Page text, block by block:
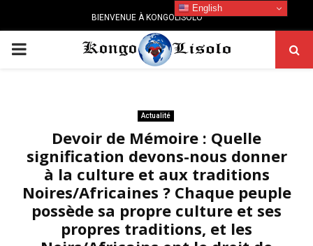
BIENVENUE À KONGOLISOLO
PRIMARY
Actualité
Devoir de Mémoire : Quelle
signification devons-nous donner
à la culture et aux traditions
Noires/Africaines ? Chaque peuple
possède sa propre culture et ses
propres traditions, et les
English